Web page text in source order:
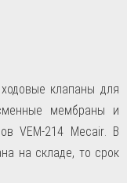
клапаны для
мембраны и
VEM-214 Mecair. В
на складе, то срок